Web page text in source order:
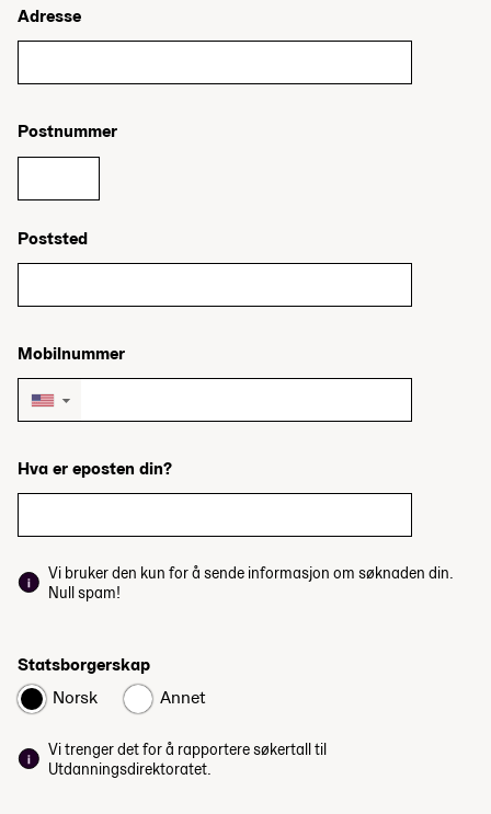
Adresse
Postnummer
Poststed
Mobilnummer
▼
Hva er eposten din?
Vi bruker den kun for å sende informasjon om søknaden din.
Null spam!
Statsborgerskap
Norsk
Annet
Vi trenger det for å rapportere søkertall til
Utdanningsdirektoratet.